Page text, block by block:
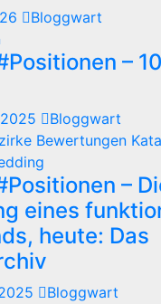
Bloggwart
–
Bloggwart
Bewertungen
–
eines
heute: Das
Bloggwart